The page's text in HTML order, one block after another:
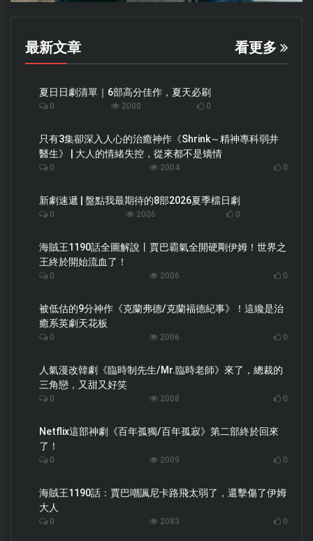
最新文章 看更多
夏日日劇清單｜6部高分佳作，夏天必刷
0 2000 0
只有3集卻深入人心的治癒神作《Shrink～精神專科弱井
醫生》 | 大人的情緒失控，從來都不是矯情
0 2004 0
新劇速遞 | 盤點我最期待的8部2026夏季檔日劇
0 2006 0
海賊王1190話全圖解說丨賈巴霸氣全開硬剛伊姆！世界之
王終於開始流血了！
0 2006 0
被低估的9分神作《克蘭弗德/克蘭福德紀事》！這纔是治
癒系英劇天花板
0 2006 0
人氣漫改韓劇《臨時制先生/Mr.臨時老師》來了，總裁的
三角戀，又甜又好笑
0 2008 0
Netflix這部神劇《百年孤獨/百年孤寂》第二部終於回來
了！
0 2009 0
海賊王1190話：賈巴嘲諷尼卡路飛太弱了，還擊傷了伊姆
大人
0 2083 0